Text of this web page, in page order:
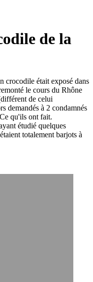
de la
crocodile était exposé dans
le cours du Rhône
de celui
demandés à 2 condamnés
qu'ils ont fait.
étudié quelques
totalement barjots à